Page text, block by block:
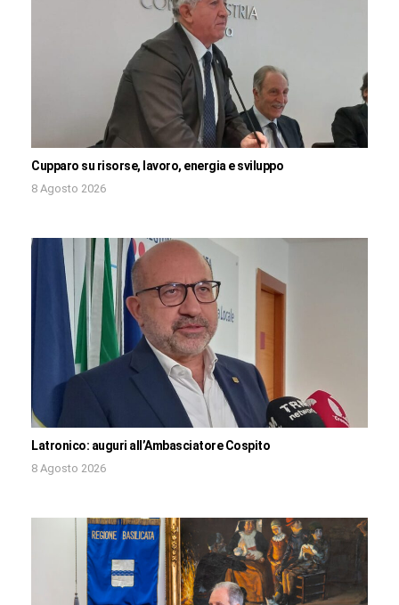
Cupparo su risorse, lavoro, energia e sviluppo
8 Agosto 2026
Latronico: auguri all’Ambasciatore Cospito
8 Agosto 2026